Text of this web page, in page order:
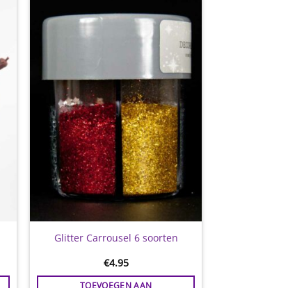
Toevoegen
wenslijst
Glitter Carrousel 6 soorten
€4.95
TOEVOEGEN AAN